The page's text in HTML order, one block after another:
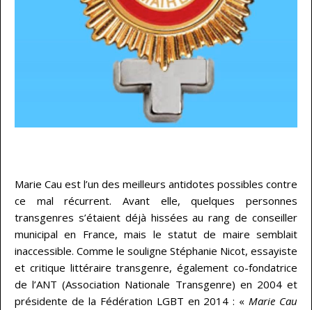
Marie Cau est l’un des meilleurs antidotes possibles contre
ce mal récurrent. Avant elle, quelques personnes
transgenres s’étaient déjà hissées au rang de conseiller
municipal en France, mais le statut de maire semblait
inaccessible. Comme le souligne Stéphanie Nicot, essayiste
et critique littéraire transgenre, également co-fondatrice
de l’ANT (Association Nationale Transgenre) en 2004 et
présidente de la Fédération LGBT en 2014 : «Marie Cau